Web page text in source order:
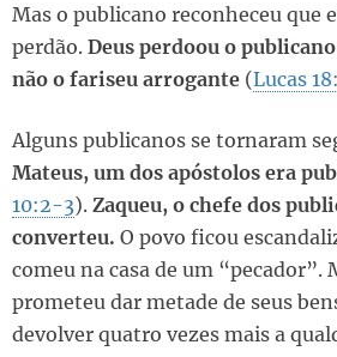
Mas o publicano reconheceu que
perdão. Deus perdoou o
não o fariseu arrogante (Lucas
Alguns publicanos se tornaram
Mateus, um dos apóstolos era
10:2-3). Zaqueu, o chefe dos
converteu. O povo ficou
comeu na casa de um “pecador”.
prometeu dar metade de seus
devolver quatro vezes mais a